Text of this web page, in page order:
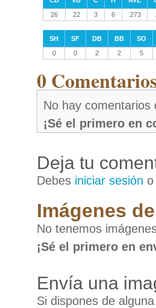
26
22 3 6 .273
SH SF DB BB
SO
0
0 2 2 5
0
No hay comentarios
¡Sé el primero en
Deja tu
Debes iniciar sesión
Imágenes
No tenemos
¡Sé el primero en
Envía una
Si dispones de